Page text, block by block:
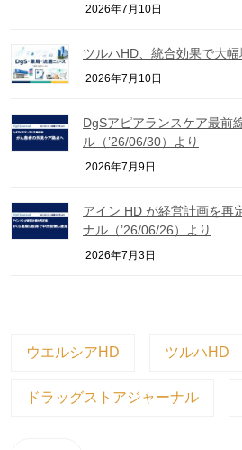
2026年7月10日
ツルハHD、統合効果で大幅
2026年7月10日
DgSアピアランスケア最前
ル（’26/06/30）より
2026年7月9日
アイン HD が経営計画を再
ナル（’26/06/26）より
2026年7月3日
ウエルシアHD ツルハHD
ドラッグストアジャーナル